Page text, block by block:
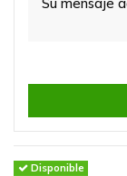
Disponible